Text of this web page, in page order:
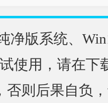
净版系统、
使用，请在下
否则后果自负